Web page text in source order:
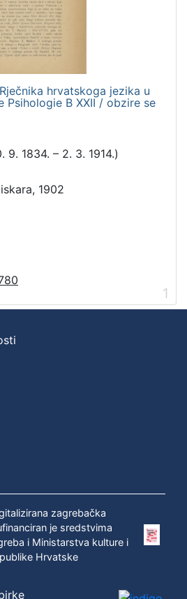
hrvatskoga jezika u
Psihologie B XXII / obzire se
9. 1834. – 2. 3. 1914.)
1902
1
zagrebačka
je sredstvima
i Ministarstva kulture i
Hrvatske